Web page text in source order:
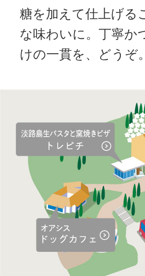
糖を加えて仕上げる
な味わいに。丁寧か
けの一貫を、どうぞ。